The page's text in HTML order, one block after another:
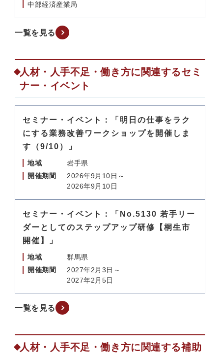
中部経済産業局
一覧を見る
人材・人手不足・働き方に関連するセミ
ナー・イベント
セミナー・イベント：「明日の仕事をラク
にする業務改善ワークショップを開催しま
す（9/10）」
地域
岩手県
開催期間
2026年9月10日～
2026年9月10日
セミナー・イベント：「No.5130 若手リー
ダーとしてのステップアップ研修【桐生市
開催】」
地域
群馬県
開催期間
2027年2月3日～
2027年2月5日
一覧を見る
人材・人手不足・働き方に関連する補助